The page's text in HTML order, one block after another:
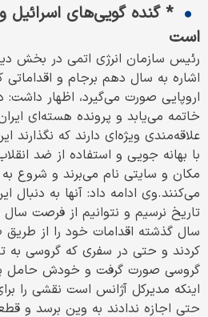
* گنده گویی‌های اسرائیل
است
رئیس سازمان انرژی اتمی در بخش
اشاره به سال دهم برجام و
خاتمه می‌یابد و پرونده هسته‌ای
علاقه‌مندی ویژه‌ای دارند که
با بهانه جویی و استفاده از ضد
مکان و سایتی نام می‌برند و شروع
می‌کنند.وی ادامه داد: آنها به دنبال
تاریخ نرسیم و نتوانیم از فرصت
سال گذشته اقدامات خود را از
کردند و حتی در سفری که گروسی به
گروسی صورت گرفت و خودش حامل
اینکه مدیرکل آژانس است نقشی را
حتی اجازه ندادند به وین برسد و